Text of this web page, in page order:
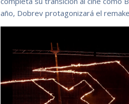
año, Dobrev protagonizará el